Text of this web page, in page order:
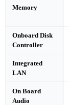
Memory
Onboard Disk
Controller
Integrated
LAN
On Board
Audio